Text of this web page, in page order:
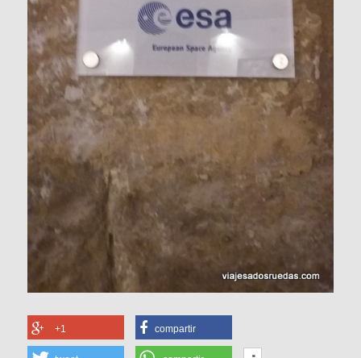
+1 compartir